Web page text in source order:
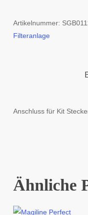
Menge
Artikelnummer:
Filteranlage
Anschluss für Kit
Ähnliche